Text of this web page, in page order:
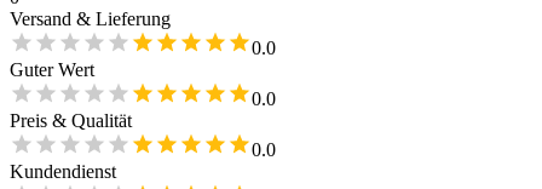
Versand & Lieferung
0.0
Guter Wert
0.0
Preis & Qualität
0.0
Kundendienst